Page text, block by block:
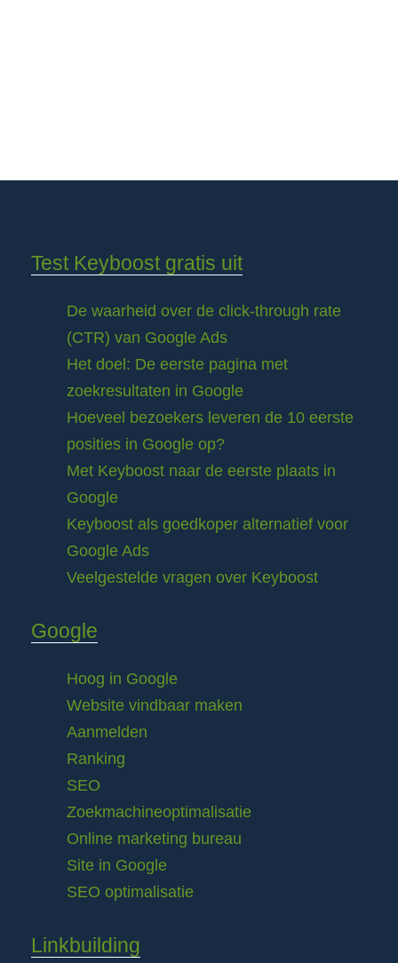
Test Keyboost gratis uit
De waarheid over de click-through rate
(CTR) van Google Ads
Het doel: De eerste pagina met
zoekresultaten in Google
Hoeveel bezoekers leveren de 10 eerste
posities in Google op?
Met Keyboost naar de eerste plaats in
Google
Keyboost als goedkoper alternatief voor
Google Ads
Veelgestelde vragen over Keyboost
Google
Hoog in Google
Website vindbaar maken
Aanmelden
Ranking
SEO
Zoekmachineoptimalisatie
Online marketing bureau
Site in Google
SEO optimalisatie
Linkbuilding